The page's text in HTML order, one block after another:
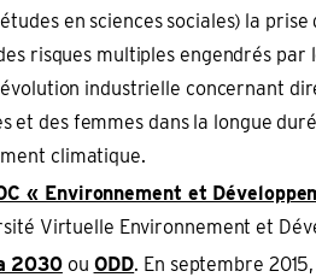
en sciences sociales) la prise
risques multiples engendrés par
industrielle concernant
et des femmes dans la longue
climatique.
« Environnement et
Virtuelle Environnement et
2030ou ODD. En septembre